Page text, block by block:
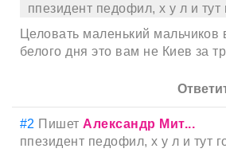
ппезидент педофил, х у л и тут
Целовать маленький мальчиков
белого дня это вам не Киев за
#2 Пишет Александр Мит...
ппезидент педофил, х у л и тут